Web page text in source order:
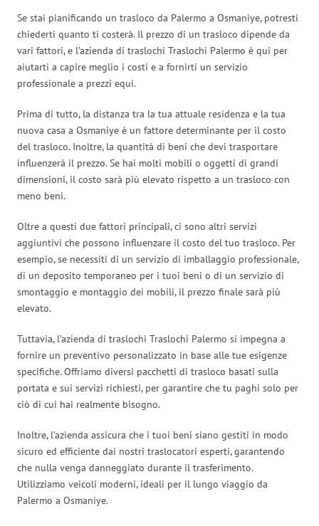
Se stai pianificando un trasloco da Palermo a Osmaniye, potresti
chiederti quanto ti costerà. Il prezzo di un trasloco dipende da
vari fattori, e l’azienda di traslochi Traslochi Palermo è qui per
aiutarti a capire meglio i costi e a fornirti un servizio
professionale a prezzi equi.
Prima di tutto, la distanza tra la tua attuale residenza e la tua
nuova casa a Osmaniye è un fattore determinante per il costo
del trasloco. Inoltre, la quantità di beni che devi trasportare
influenzerà il prezzo. Se hai molti mobili o oggetti di grandi
dimensioni, il costo sarà più elevato rispetto a un trasloco con
meno beni.
Oltre a questi due fattori principali, ci sono altri servizi
aggiuntivi che possono influenzare il costo del tuo trasloco. Per
esempio, se necessiti di un servizio di imballaggio professionale,
di un deposito temporaneo per i tuoi beni o di un servizio di
smontaggio e montaggio dei mobili, il prezzo finale sarà più
elevato.
Tuttavia, l’azienda di traslochi Traslochi Palermo si impegna a
fornire un preventivo personalizzato in base alle tue esigenze
specifiche. Offriamo diversi pacchetti di trasloco basati sulla
portata e sui servizi richiesti, per garantire che tu paghi solo per
ciò di cui hai realmente bisogno.
Inoltre, l’azienda assicura che i tuoi beni siano gestiti in modo
sicuro ed efficiente dai nostri traslocatori esperti, garantendo
che nulla venga danneggiato durante il trasferimento.
Utilizziamo veicoli moderni, ideali per il lungo viaggio da
Palermo a Osmaniye.